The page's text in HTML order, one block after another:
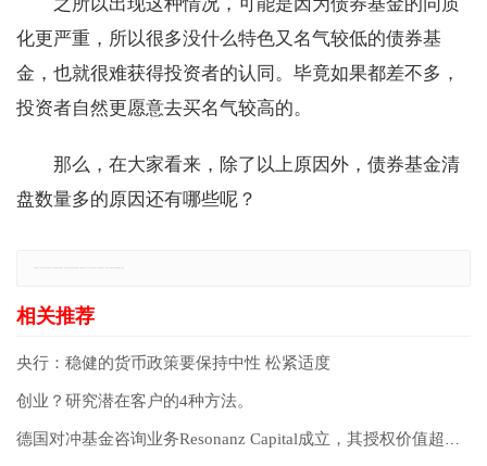
化更严重，所以很多没什么特色又名气较低的债券基
金，也就很难获得投资者的认同。毕竟如果都差不多，
投资者自然更愿意去买名气较高的。
那么，在大家看来，除了以上原因外，债券基金清
盘数量多的原因还有哪些呢？
央行：稳健的货币政策要保持中性 松紧适度
创业？研究潜在客户的4种方法。